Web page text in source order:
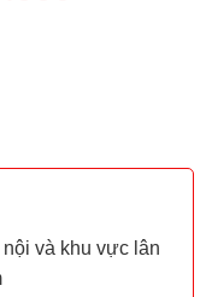
và khu vực lân